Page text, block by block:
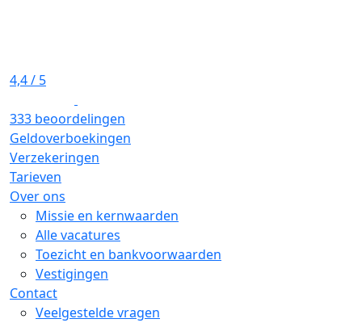
4,4/ 5
333 beoordelingen
Geldoverboekingen
Verzekeringen
Tarieven
Over ons
Missie en kernwaarden
Alle vacatures
Toezicht en bankvoorwaarden
Vestigingen
Contact
Veelgestelde vragen